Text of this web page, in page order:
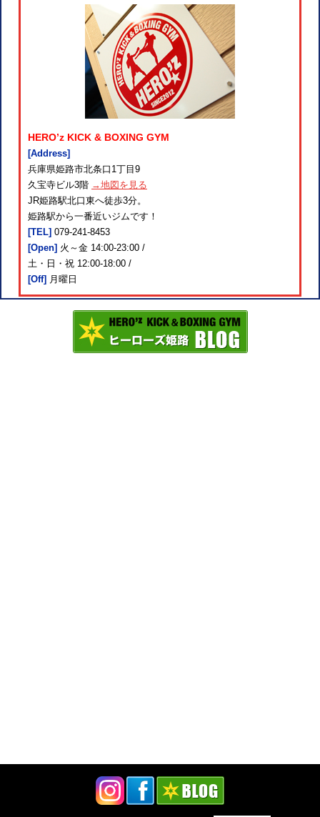
HERO’z KICK & BOXING GYM
[Address]
兵庫県姫路市北条口1丁目9
久宝寺ビル3階 →地図を見る
JR姫路駅北口東へ徒歩3分。
姫路駅から一番近いジムです！
[TEL] 079-241-8453
[Open] 火～金 14:00-23:00 /
土・日・祝 12:00-18:00 /
[Off] 月曜日